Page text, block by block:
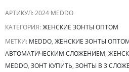
АРТИКУЛ:2024 MEDDO
КАТЕГОРИЯ:ЖЕНСКИЕ ЗОНТЫ ОПТОМ
МЕТКИ: MEDDO, ЖЕНСКИЕ ЗОНТЫ
АВТОМАТИЧЕСКИМ СЛОЖЕНИЕМ,
MEDDO, ЗОНТ КУПИТЬ, ЗОНТЫ В 3